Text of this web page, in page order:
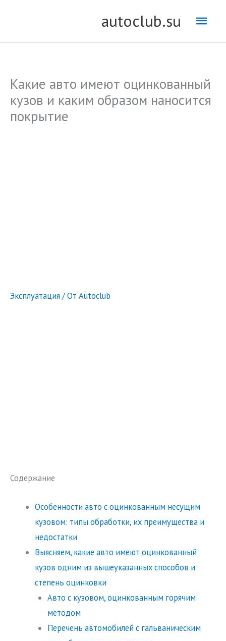
autoclub.su
Какие авто имеют оцинкованный
кузов и каким образом наносится
покрытие
Эксплуатация / От Autoclub
Содержание
Особенности авто с оцинкованным несущим
кузовом: типы обработки, их преимущества и
недостатки
Выясняем, какие авто имеют оцинкованный
кузов одним из вышеуказанных способов и
степень оцинковки
Авто с кузовом, оцинкованным горячим
методом
Перечень автомобилей с гальваническим